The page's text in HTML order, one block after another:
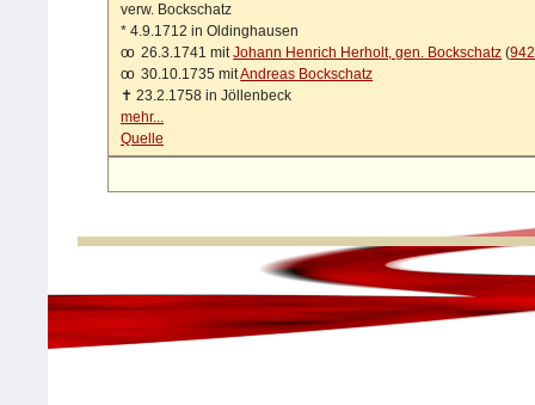
verw. Bockschatz
* 4.9.1712 in Oldinghausen
oo 26.3.1741 mitJohann Henrich Herholt, gen. Bockschatz (942
oo 30.10.1735 mitAndreas Bockschatz
✝ 23.2.1758 in Jöllenbeck
mehr...
Quelle